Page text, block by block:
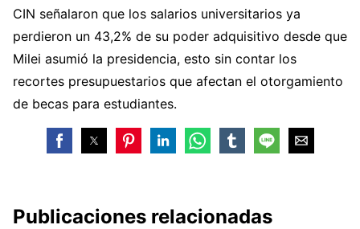
CIN señalaron que los salarios universitarios ya
perdieron un 43,2% de su poder adquisitivo desde que
Milei asumió la presidencia, esto sin contar los
recortes presupuestarios que afectan el otorgamiento
de becas para estudiantes.
Publicaciones relacionadas